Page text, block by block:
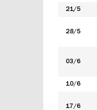
21/5
28/5
03/6
10/6
17/6